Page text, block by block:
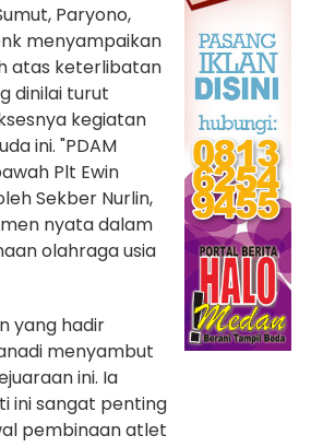
Paryono,
menyampaikan
atas keterlibatan
dinilai turut
kegiatan
ini. "PDAM
Plt Ewin
Sekber Nurlin,
nyata dalam
olahraga usia
yang hadir
menyambut
ini. Ia
ini sangat penting
pembinaan atlet